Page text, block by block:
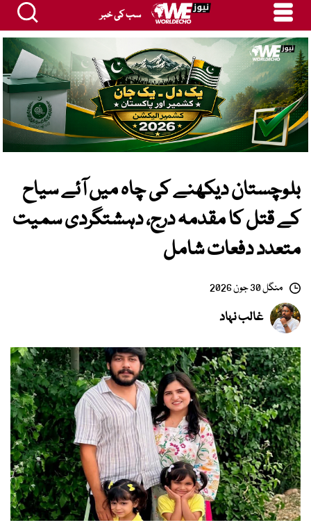
سب کی خبر
بلوچستان دیکھنے کی چاہ میں آئے سیاح
کے قتل کا مقدمہ درج، دہشتگردی سمیت
متعدد دفعات شامل
منگل 30 جون 2026
غالب نہاد